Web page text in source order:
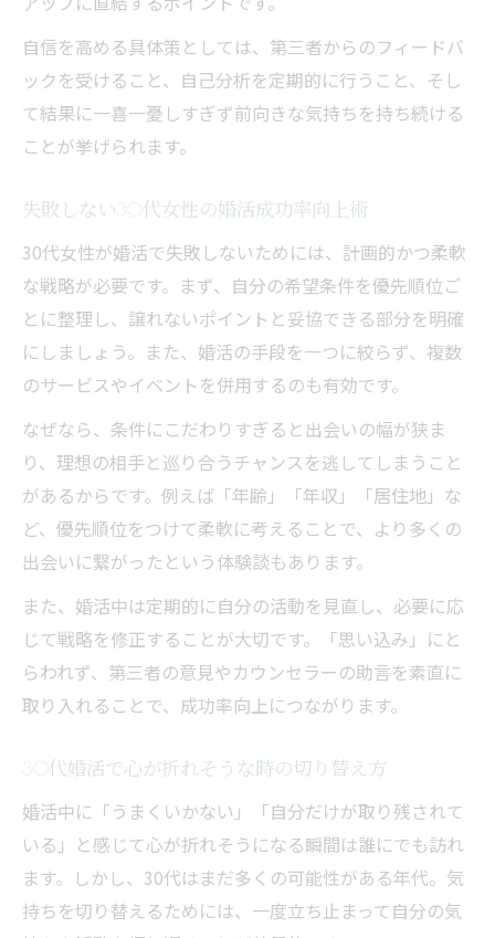
自信を高める具体策としては、第三者からのフィードバ
ックを受けること、自己分析を定期的に行うこと、そし
て結果に一喜一憂しすぎず前向きな気持ちを持ち続ける
ことが挙げられます。
失敗しない30代女性の婚活成功率向上術
30代女性が婚活で失敗しないためには、計画的かつ柔軟
な戦略が必要です。まず、自分の希望条件を優先順位ご
とに整理し、譲れないポイントと妥協できる部分を明確
にしましょう。また、婚活の手段を一つに絞らず、複数
のサービスやイベントを併用するのも有効です。
なぜなら、条件にこだわりすぎると出会いの幅が狭ま
り、理想の相手と巡り合うチャンスを逃してしまうこと
があるからです。例えば「年齢」「年収」「居住地」な
ど、優先順位をつけて柔軟に考えることで、より多くの
出会いに繋がったという体験談もあります。
また、婚活中は定期的に自分の活動を見直し、必要に応
じて戦略を修正することが大切です。「思い込み」にと
らわれず、第三者の意見やカウンセラーの助言を素直に
取り入れることで、成功率向上につながります。
30代婚活で心が折れそうな時の切り替え方
婚活中に「うまくいかない」「自分だけが取り残されて
いる」と感じて心が折れそうになる瞬間は誰にでも訪れ
ます。しかし、30代はまだ多くの可能性がある年代。気
持ちを切り替えるためには、一度立ち止まって自分の気